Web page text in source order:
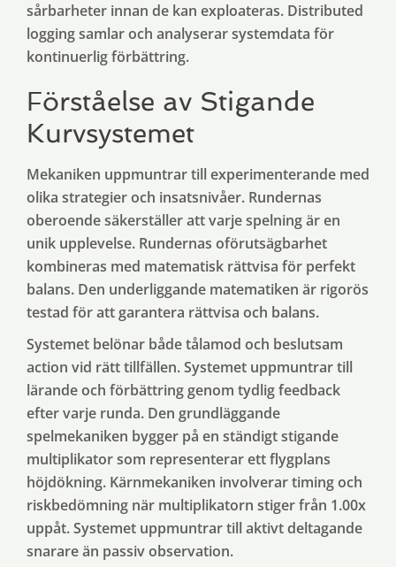
sårbarheter innan de kan exploateras. Distributed
logging samlar och analyserar systemdata för
kontinuerlig förbättring.
Förståelse av Stigande
Kurvsystemet
Mekaniken uppmuntrar till experimenterande med
olika strategier och insatsnivåer. Rundernas
oberoende säkerställer att varje spelning är en
unik upplevelse. Rundernas oförutsägbarhet
kombineras med matematisk rättvisa för perfekt
balans. Den underliggande matematiken är rigorös
testad för att garantera rättvisa och balans.
Systemet belönar både tålamod och beslutsam
action vid rätt tillfällen. Systemet uppmuntrar till
lärande och förbättring genom tydlig feedback
efter varje runda. Den grundläggande
spelmekaniken bygger på en ständigt stigande
multiplikator som representerar ett flygplans
höjdökning. Kärnmekaniken involverar timing och
riskbedömning när multiplikatorn stiger från 1.00x
uppåt. Systemet uppmuntrar till aktivt deltagande
snarare än passiv observation.